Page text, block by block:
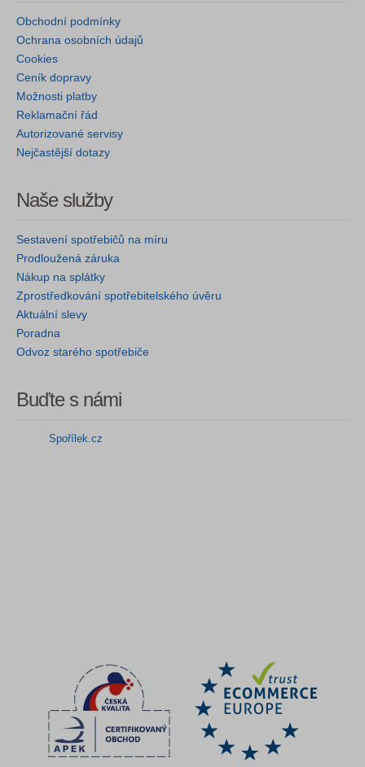
Obchodní podmínky
Ochrana osobních údajů
Cookies
Ceník dopravy
Možnosti platby
Reklamační řád
Autorizované servisy
Nejčastější dotazy
Naše služby
Sestavení spotřebičů na míru
Prodloužená záruka
Nákup na splátky
Zprostředkování spotřebitelského úvěru
Aktuální slevy
Poradna
Odvoz starého spotřebiče
Buďte s námi
Spořílek.cz